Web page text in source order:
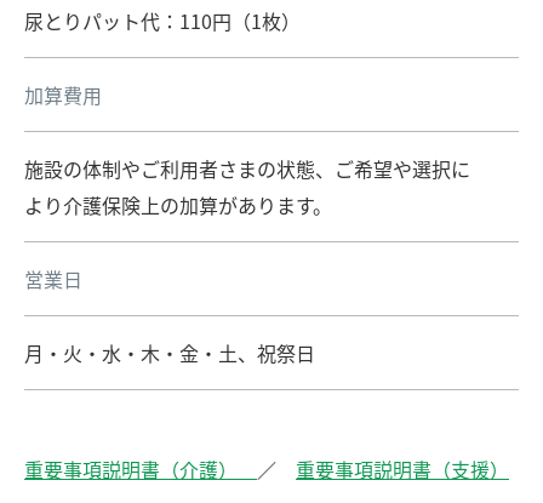
尿とりパット代：110円（1枚）
加算費用
施設の体制やご利用者さまの状態、ご希望や選択に
より介護保険上の加算があります。
営業日
月・火・水・木・金・土、祝祭日
重要事項説明書（介護） ／ 重要事項説明書（支援）